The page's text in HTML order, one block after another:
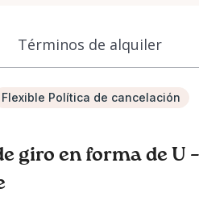
Términos de alquiler
Flexible Política de cancelación
giro en forma de U